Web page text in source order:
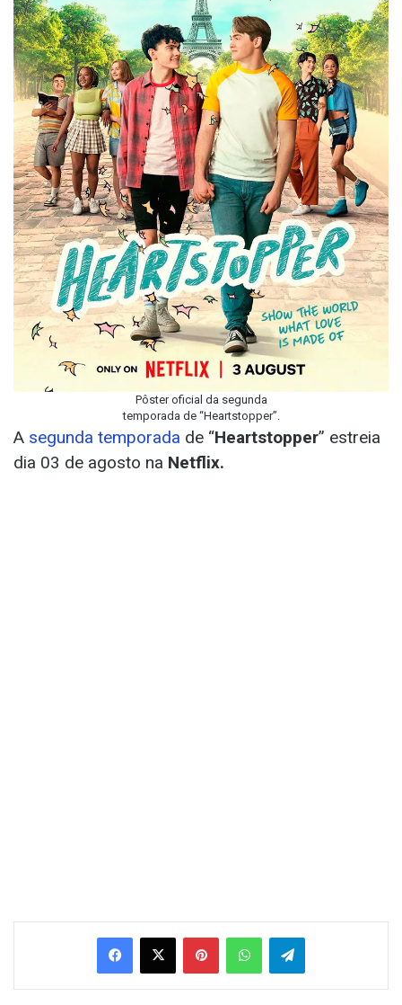
Pôster oficial da segunda
temporada de “Heartstopper”.
A segunda temporada de “Heartstopper” estreia
dia 03 de agosto na Netflix.
Facebook
X PinterestWhatsAppTelegram